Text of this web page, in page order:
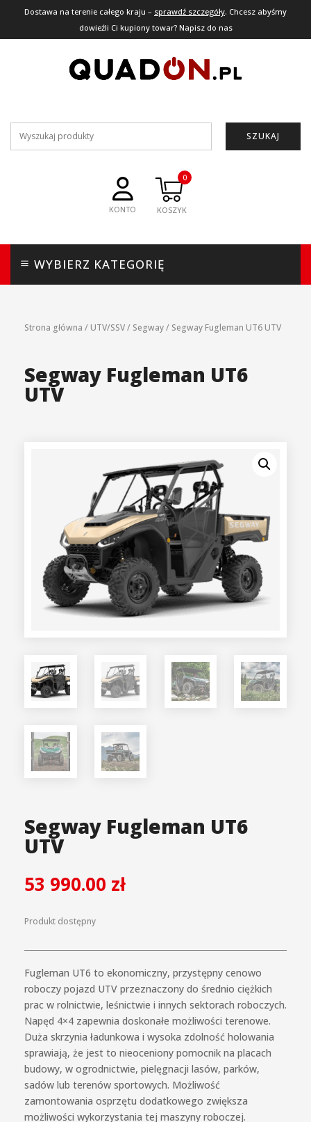
Dostawa na terenie całego kraju – sprawdź szczegóły. Chcesz abyśmy
dowieźli Ci kupiony towar? Napisz do nas
SZUKAJ
KONTO
0
WYBIERZ KATEGORIĘ
Strona główna / UTV/SSV/ Segway/ Segway Fugleman UT6 UTV
Segway Fugleman UT6
UTV
Segway Fugleman UT6
UTV
53 990.00 zł
Produkt dostępny
Fugleman UT6 to ekonomiczny, przystępny cenowo
roboczy pojazd UTV przeznaczony do średnio ciężkich
prac w rolnictwie, leśnictwie i innych sektorach roboczych.
Napęd 4×4 zapewnia doskonałe możliwości terenowe.
Duża skrzynia ładunkowa i wysoka zdolność holowania
sprawiają, że jest to nieoceniony pomocnik na placach
budowy, w ogrodnictwie, pielęgnacji lasów, parków,
sadów lub terenów sportowych. Możliwość
zamontowania osprzętu dodatkowego zwiększa
możliwości wykorzystania tej maszyny roboczej.